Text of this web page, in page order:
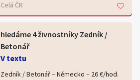
* Zkušený stavební dělník
* Omítkář / malíř
* Lešenář
* Strojník bagru / dumperu
Nabízíme:
* 1 kvalifikovaného strechára
* 1 pomocníka
Celá ČR
hledáme 4 živnostníky Zedník /
Betonář
V textu
Zedník / Betonář – Německo – 26 €/hod.